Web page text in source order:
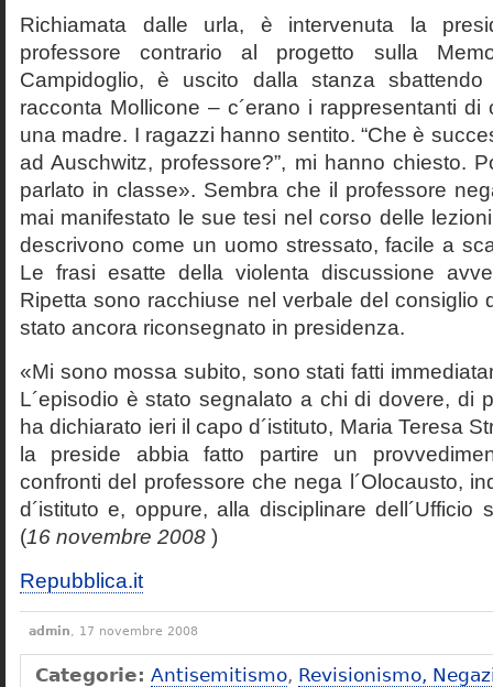
Richiamata dalle urla, è intervenuta la
professore contrario al progetto sulla
Campidoglio, è uscito dalla stanza
racconta Mollicone – c´erano i rappresentanti
una madre. I ragazzi hanno sentito. “Che è
ad Auschwitz, professore?”, mi hanno chiesto.
parlato in classe». Sembra che il professore
mai manifestato le sue tesi nel corso delle
descrivono come un uomo stressato, facile a
Le frasi esatte della violenta discussione
Ripetta sono racchiuse nel verbale del consiglio
stato ancora riconsegnato in presidenza.
«Mi sono mossa subito, sono stati fatti
L´episodio è stato segnalato a chi di dovere, di
ha dichiarato ieri il capo d´istituto, Maria Teresa
la preside abbia fatto partire un
confronti del professore che nega l´Olocausto,
d´istituto e, oppure, alla disciplinare dell´Ufficio
(16 novembre 2008 )
Repubblica.it
admin, 17 novembre 2008
Categorie: Antisemitismo, Revisionismo,